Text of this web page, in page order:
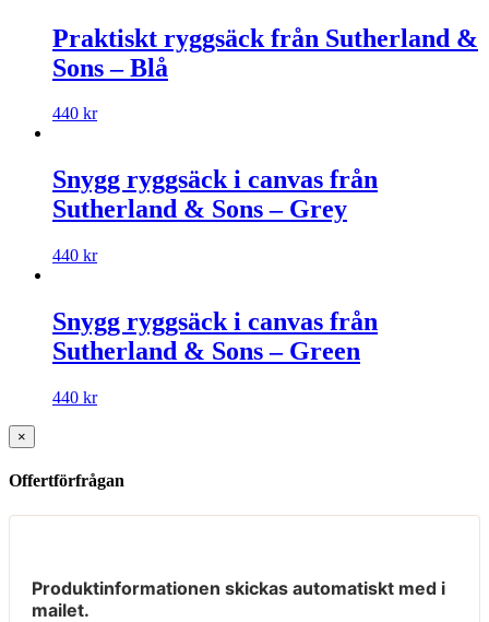
Praktiskt ryggsäck från Sutherland &
Sons – Blå
440 kr
Snygg ryggsäck i canvas från
Sutherland & Sons – Grey
440 kr
Snygg ryggsäck i canvas från
Sutherland & Sons – Green
440 kr
×
Offertförfrågan
Produktinformationen skickas automatiskt med i
mailet.